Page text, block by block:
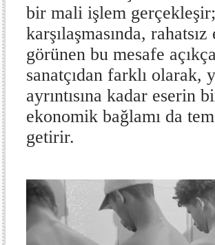
bir mali işlem
karşılaşmasında,
görünen bu mesafe
sanatçıdan farklı olarak,
ayrıntısına kadar eserin
ekonomik bağlamı da
getirir.